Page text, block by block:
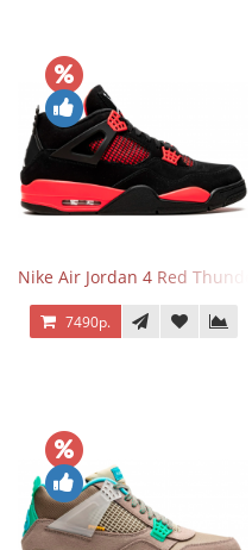
Nike Air Jordan 4 Red Thunder
7490р.